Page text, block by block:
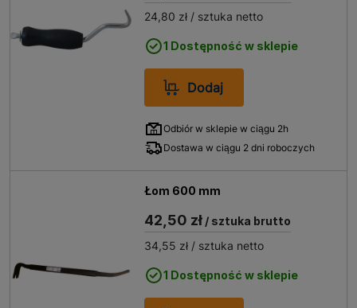
24,80 zł / sztuka netto
1 Dostępność w sklepie
Dodaj
Odbiór w sklepie w ciągu 2h
Dostawa w ciągu 2 dni roboczych
Łom 600 mm
42,50 zł / sztuka brutto
34,55 zł / sztuka netto
1 Dostępność w sklepie